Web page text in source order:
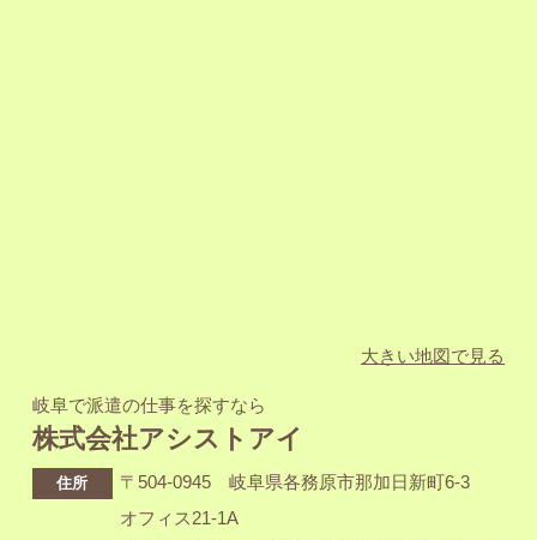
大きい地図で見る
岐阜で派遣の仕事を探すなら
株式会社アシストアイ
住所
〒504-0945 岐阜県各務原市那加日新町6-3
オフィス21-1A